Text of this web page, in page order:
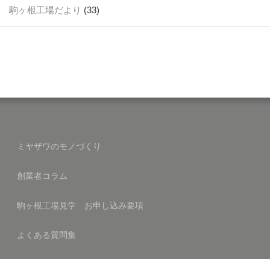
駒ヶ根工場だより (33)
ミヤザワのモノづくり
創業者コラム
駒ヶ根工場見学 お申し込み要項
よくある質問集